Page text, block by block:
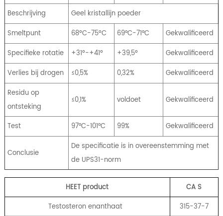
Beschrijving
Geel kristallijn poeder
Smeltpunt
68ºC-75ºC 69°C-71°C
Gekwalificeerd
Specifieke rotatie
+31º-+41º +39,5º
Gekwalificeerd
Verlies bij drogen
≤0,5% 0,32%
Gekwalificeerd
Residu op
ontsteking
≤0,1% voldoet Gekwalificeerd
Test 97°C-101°C 99% Gekwalificeerd
Conclusie
De specificatie is in overeenstemming met
de UPS31-norm
HEET product CAS
Testosteron enanthaat
315-37-7